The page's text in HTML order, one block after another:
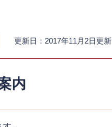
更新日：2017年11月2日更新
内